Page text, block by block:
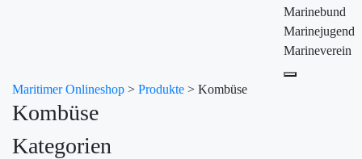
Marinebund
Marinejugend
Marineverein
Maritimer Onlineshop > Produkte > Kombüse
Kombüse
Kategorien